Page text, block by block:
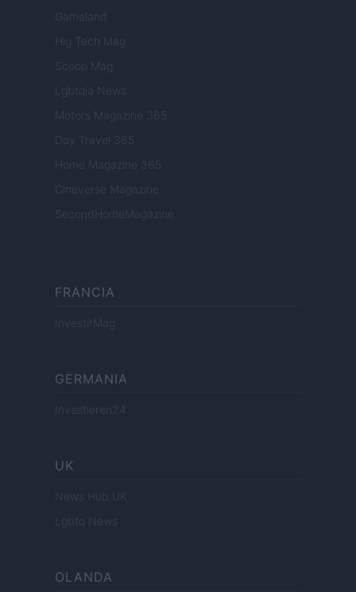
Gameland
Hig Tech Mag
Scoop Mag
Lgbtqia News
Motors Magazine 365
Day Travel 365
Home Magazine 365
Cineverse Magazine
SecondHomeMagazine
FRANCIA
InvestirMag
GERMANIA
Investieren24
UK
News Hub UK
Lgbtq News
OLANDA